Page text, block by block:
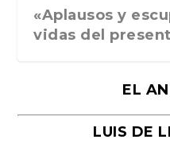
«Aplausos y
vidas del
EL
LUIS DE